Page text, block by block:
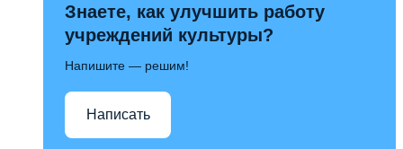
Знаете, как улучшить работу
учреждений культуры?
Напишите — решим!
Написать